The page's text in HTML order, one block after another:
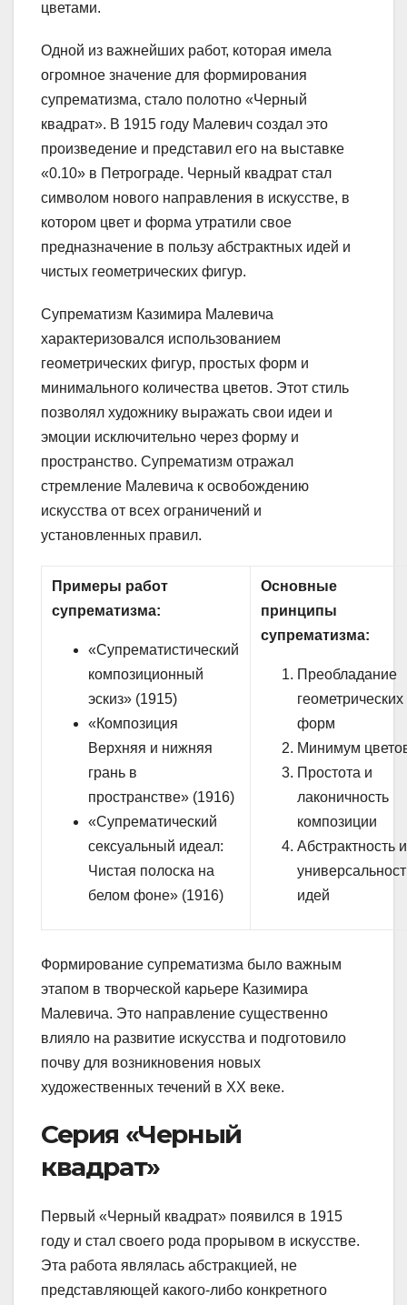
цветами.
Одной из важнейших работ, которая имела
огромное значение для формирования
супрематизма, стало полотно «Черный
квадрат». В 1915 году Малевич создал это
произведение и представил его на выставке
«0.10» в Петрограде. Черный квадрат стал
символом нового направления в искусстве, в
котором цвет и форма утратили свое
предназначение в пользу абстрактных идей и
чистых геометрических фигур.
Супрематизм Казимира Малевича
характеризовался использованием
геометрических фигур, простых форм и
минимального количества цветов. Этот стиль
позволял художнику выражать свои идеи и
эмоции исключительно через форму и
пространство. Супрематизм отражал
стремление Малевича к освобождению
искусства от всех ограничений и
установленных правил.
Примеры работ
супрематизма:
«Супрематистический
композиционный
эскиз» (1915)
«Композиция
Верхняя и нижняя
грань в
пространстве» (1916)
«Супрематический
сексуальный идеал:
Чистая полоска на
белом фоне» (1916)
Основные
принципы
супрематизма:
Преобладание
геометрических
форм
Минимум
Простота и
лаконичность
композиции
Абстрактность и
идей
Формирование супрематизма было важным
этапом в творческой карьере Казимира
Малевича. Это направление существенно
влияло на развитие искусства и подготовило
почву для возникновения новых
художественных течений в XX веке.
Серия «Черный
квадрат»
Первый «Черный квадрат» появился в 1915
году и стал своего рода прорывом в искусстве.
Эта работа являлась абстракцией, не
представляющей какого-либо конкретного